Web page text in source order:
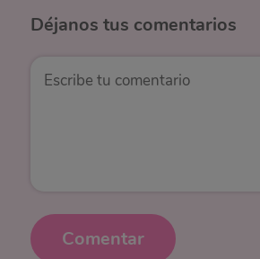
Déjanos tus comentarios
Comentar